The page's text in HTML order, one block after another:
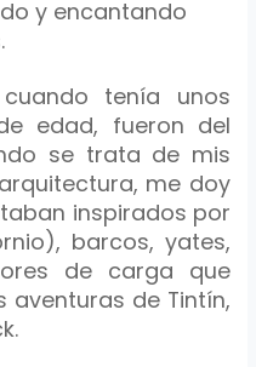
y encantando
tenía unos
edad, fueron del
se trata de mis
me doy
inspirados por
barcos, yates,
de carga que
aventuras de Tintín,
.